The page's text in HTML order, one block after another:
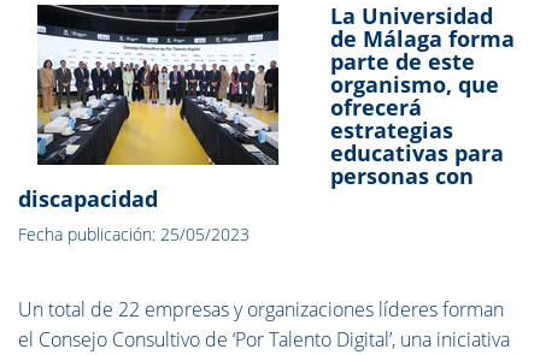
La Universidad
de Málaga forma
parte de este
organismo, que
ofrecerá
estrategias
educativas para
personas con
discapacidad
Fecha publicación: 25/05/2023
Un total de 22 empresas y organizaciones líderes forman
el Consejo Consultivo de ‘Por Talento Digital’, una iniciativa